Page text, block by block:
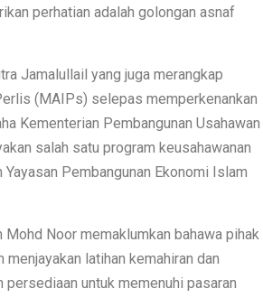
perhatian adalah golongan asnaf
Jamalullail yang juga merangkap
(MAIPs) selepas memperkenankan
Kementerian Pembangunan Usahawan
salah satu program keusahawanan
Pembangunan Ekonomi Islam
Noor memaklumkan bahawa pihak
latihan kemahiran dan
untuk memenuhi pasaran